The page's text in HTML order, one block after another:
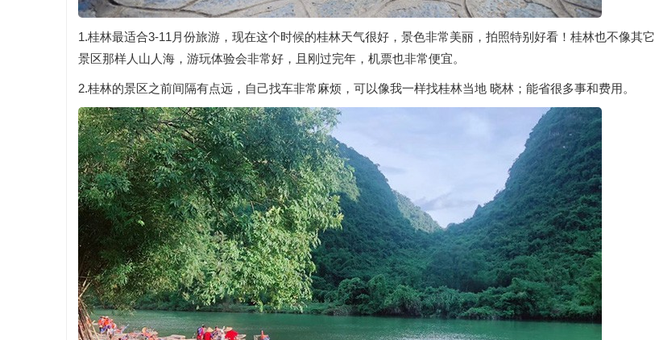
1.桂林最适合3-11月份旅游，现在这个时候的桂林天气很好，景色非常美丽，拍照特别好看！桂林也不像其它
景区那样人山人海，游玩体验会非常好，且刚过完年，机票也非常便宜。
2.桂林的景区之前间隔有点远，自己找车非常麻烦，可以像我一样找桂林当地 晓林；能省很多事和费用。